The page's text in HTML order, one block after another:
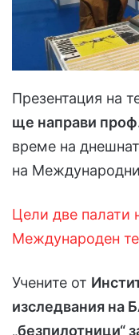
Презентация на
ще направи
време на
на
Цели две палати
Международен
Учените от
изследвания на
„безпилотници“